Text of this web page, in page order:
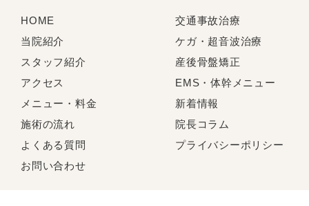
HOME
当院紹介
スタッフ紹介
アクセス
交通事故治療
ケガ・超音波治療
産後骨盤矯正
EMS・体幹メニュー
メニュー・料金
施術の流れ
よくある質問
お問い合わせ
新着情報
院長コラム
プライバシーポリシー